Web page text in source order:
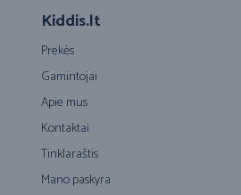
Kiddis.lt
Prekės
Gamintojai
Apie mus
Kontaktai
Tinklaraštis
Mano paskyra